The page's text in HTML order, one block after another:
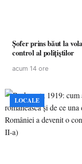
Șofer prins băut la
control al polițiștilor
acum 14 ore
LOCALE